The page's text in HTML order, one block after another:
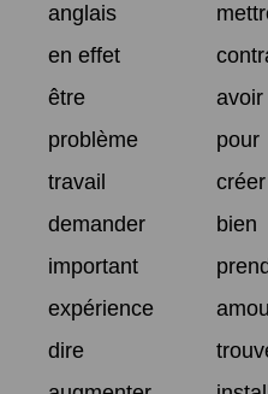
anglais
en effet
être
avoir
problème
pour
travail
créer
demander
bien
important
expérience
dire